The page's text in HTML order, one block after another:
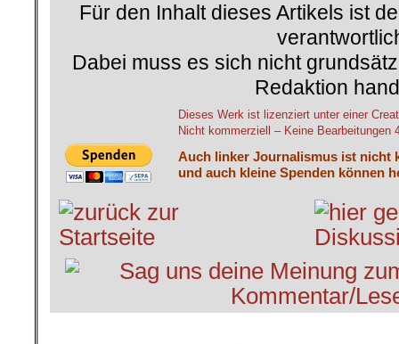
Für den Inhalt dieses Artikels ist
Dabei muss es sich nicht
Redaktion
Dieses Werk ist lizenziert unter einer
Nicht kommerziell – Keine Bearbeitungen
Auch linker Journalismus ist nicht
und auch kleine Spenden können